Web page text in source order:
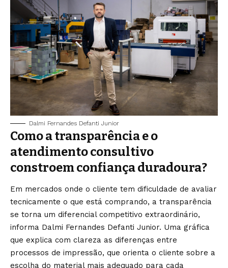
Dalmi Fernandes Defanti Junior
Como a transparência e o
atendimento consultivo
constroem confiança duradoura?
Em mercados onde o cliente tem dificuldade de avaliar
tecnicamente o que está comprando, a transparência
se torna um diferencial competitivo extraordinário,
informa Dalmi Fernandes Defanti Junior. Uma gráfica
que explica com clareza as diferenças entre
processos de impressão, que orienta o cliente sobre a
escolha do material mais adequado para cada